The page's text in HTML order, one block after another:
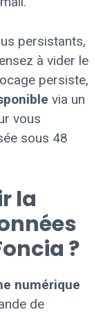
persistants,
à vider le
persiste,
via un
vous
sous 48
la
?
numérique
de